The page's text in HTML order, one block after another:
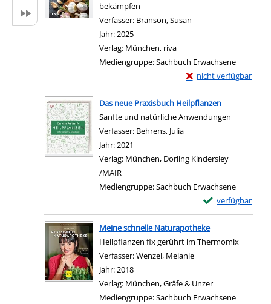
bekämpfen
Verfasser: Branson, Susan
Jahr:2025
Verlag: München, riva
Mediengruppe:Sachbuch Erwachsene
nicht verfügbar
Exemplar-Details von
Das neue Praxisbuch Heilpflanzen
Sanfte und natürliche Anwendungen
Verfasser: Behrens, Julia
Jahr:2021
Verlag: München, Dorling Kindersley
/MAIR
Mediengruppe:Sachbuch Erwachsene
verfügbar
Exemplar-Details
Meine schnelle Naturapotheke
Heilpflanzen fix gerührt im Thermomix
Verfasser:Wenzel, Melanie
Jahr:2018
Verlag: München, Gräfe & Unzer
Mediengruppe:Sachbuch Erwachsene